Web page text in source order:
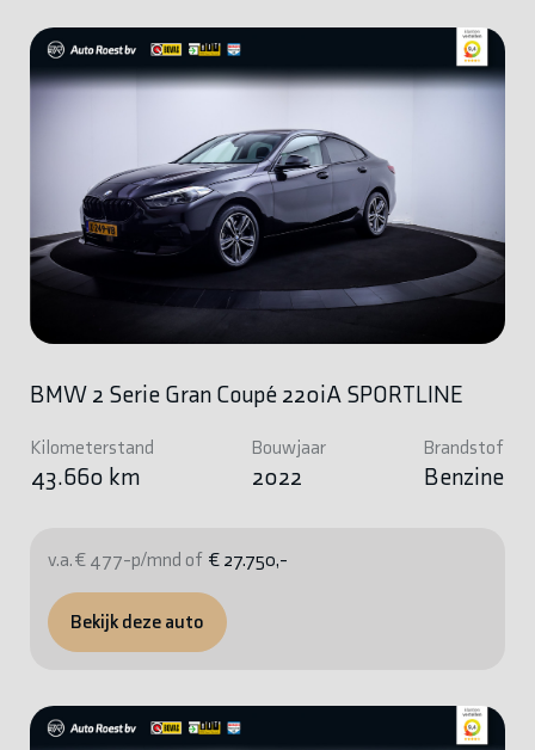
BMW 2 Serie Gran Coupé 220iA SPORTLINE
Kilometerstand
43.660 km
Bouwjaar
2022
Brandstof
Benzine
v.a. € 477-p/mnd of € 27.750,-
Bekijk deze auto